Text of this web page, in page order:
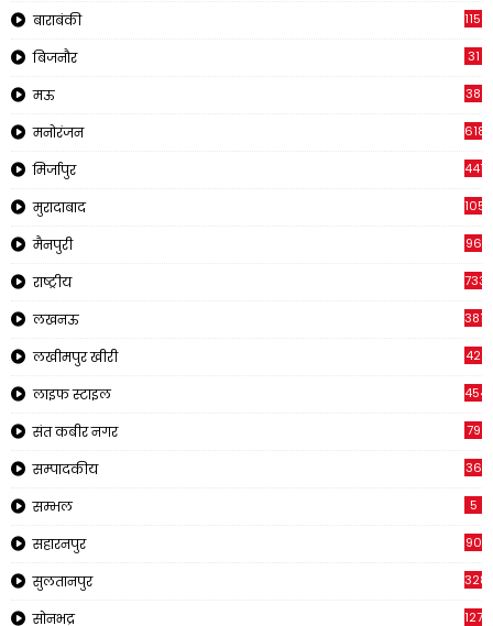
बाराबंकी 1150
बिजनौर 31
मऊ 38
मनोरंजन 618
मिर्जापुर 441
मुरादाबाद 1057
मैनपुरी 96
राष्ट्रीय 7332
लखनऊ 3816
लखीमपुर खीरी 42
लाइफ स्टाइल 454
संत कबीर नगर 79
सम्पादकीय 36
सम्भल 5
सहारनपुर 90
सुलतानपुर 328
सोनभद्र 1270